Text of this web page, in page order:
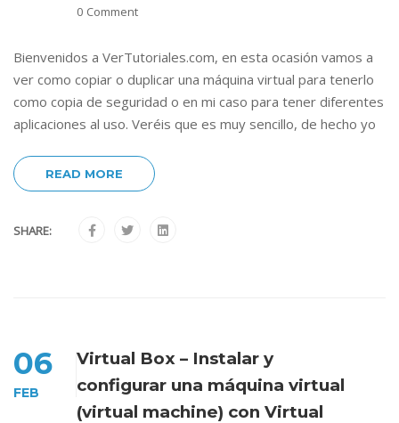
0 Comment
Bienvenidos a VerTutoriales.com, en esta ocasión vamos a
ver como copiar o duplicar una máquina virtual para tenerlo
como copia de seguridad o en mi caso para tener diferentes
aplicaciones al uso. Veréis que es muy sencillo, de hecho yo
READ MORE
SHARE:
06
FEB
Virtual Box – Instalar y
configurar una máquina virtual
(virtual machine) con Virtual